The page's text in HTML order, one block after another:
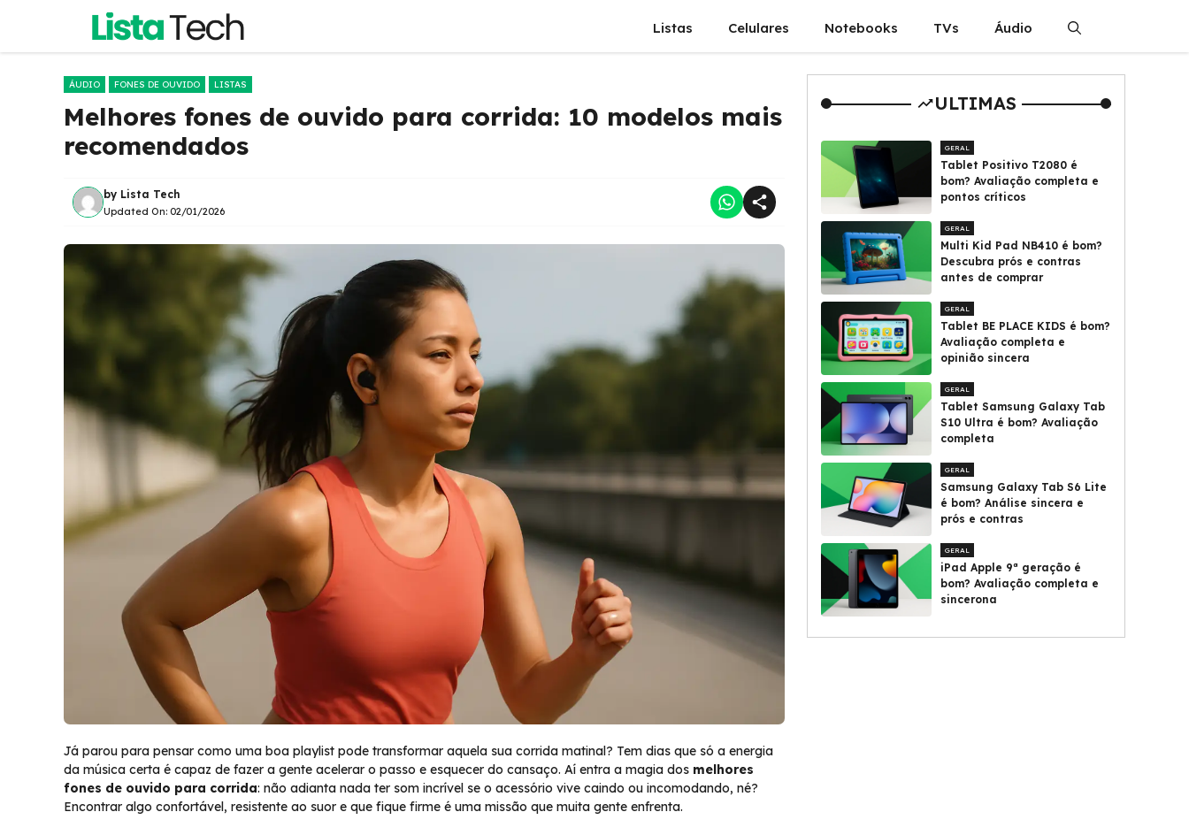
o
Listas Celulares Notebooks TVs Áudio
ÁUDIO FONES DE OUVIDO LISTAS
Melhores fones de ouvido para corrida: 10 modelos mais
recomendados
by Lista Tech
Updated On: 02/01/2026
Já parou para pensar como uma boa playlist pode transformar aquela sua corrida matinal? Tem dias que só a energia
da música certa é capaz de fazer a gente acelerar o passo e esquecer do cansaço. Aí entra a magia dos melhores
fones de ouvido para corrida: não adianta nada ter som incrível se o acessório vive caindo ou incomodando, né?
Encontrar algo confortável, resistente ao suor e que fique firme é uma missão que muita gente enfrenta.
ULTIMAS
GERAL
Tablet Positivo T2080 é
bom? Avaliação completa e
pontos críticos
GERAL
Multi Kid Pad NB410 é bom?
Descubra prós e contras
antes de comprar
GERAL
Tablet BE PLACE KIDS é bom?
Avaliação completa e
opinião sincera
GERAL
Tablet Samsung Galaxy Tab
S10 Ultra é bom? Avaliação
completa
GERAL
Samsung Galaxy Tab S6 Lite
é bom? Análise sincera e
prós e contras
GERAL
iPad Apple 9ª geração é
bom? Avaliação completa e
sincerona